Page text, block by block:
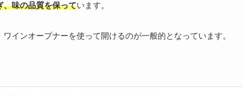
、味の品質を保っています。
インオープナーを使って開けるのが一般的となっています。